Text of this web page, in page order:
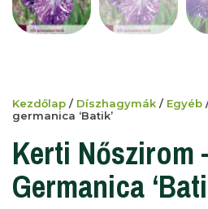
Kezdőlap / Díszhagymák / Egyéb
germanica ‘Batik’
Kerti Nőszirom
Germanica